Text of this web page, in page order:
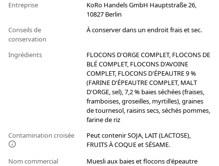
Entreprise
KoRo Handels GmbH Hauptstraße 26,
10827 Berlin
Conseils de
conservation
À conserver dans un endroit frais et sec.
Ingrédients
FLOCONS D'ORGE COMPLET, FLOCONS DE
BLÉ COMPLET, FLOCONS D'AVOINE
COMPLET, FLOCONS D'ÉPEAUTRE 9 %
(FARINE D'ÉPEAUTRE COMPLET, MALT
D'ORGE, sel), 7,2 % baies séchées (fraises,
framboises, groseilles, myrtilles), graines
de tournesol, raisins secs, séchés pommes,
farine de riz
Contamination croisée
Peut contenir SOJA, LAIT (LACTOSE),
FRUITS À COQUE et SÉSAME.
Nom commercial
Muesli aux baies et flocons d'épeautre